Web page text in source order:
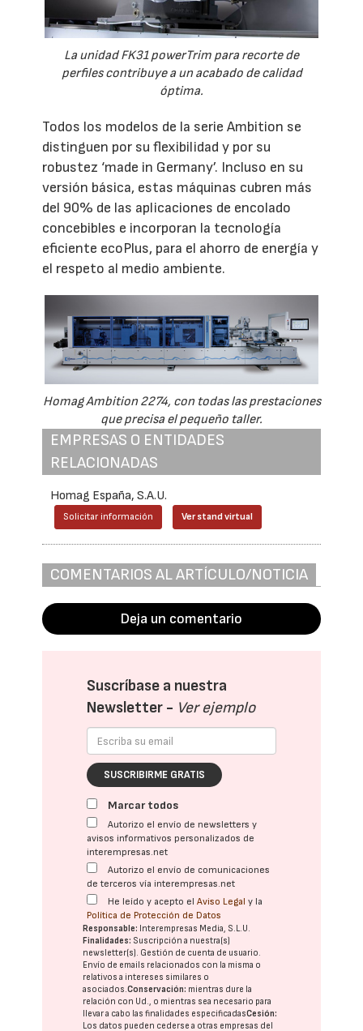
La unidad FK31 powerTrim para recorte de
perfiles contribuye a un acabado de calidad
óptima.
Todos los modelos de la serie Ambition se
distinguen por su flexibilidad y por su
robustez ‘made in Germany’. Incluso en su
versión básica, estas máquinas cubren más
del 90% de las aplicaciones de encolado
concebibles e incorporan la tecnología
eficiente ecoPlus, para el ahorro de energía y
el respeto al medio ambiente.
Homag Ambition 2274, con todas las prestaciones
que precisa el pequeño taller.
EMPRESAS O ENTIDADES
RELACIONADAS
Homag España, S.A.U.
Solicitar información Ver stand virtual
COMENTARIOS AL ARTÍCULO/NOTICIA
Deja un comentario
Suscríbase a nuestra
Newsletter - Ver ejemplo
SUSCRIBIRME GRATIS
Marcar todos
Autorizo el envío de newsletters y
avisos informativos personalizados de
interempresas.net
Autorizo el envío de comunicaciones
de terceros vía interempresas.net
He leído y acepto elAviso Legal y la
Política de Protección de Datos
Responsable: Interempresas Media, S.L.U.
Finalidades: Suscripción a nuestra(s)
newsletter(s). Gestión de cuenta de usuario.
Envío de emails relacionados con la misma o
relativos a intereses similares o
asociados.Conservación: mientras dure la
relación con Ud., o mientras sea necesario para
llevar a cabo las finalidades especificadasCesión:
Los datos pueden cederse a otras empresas del